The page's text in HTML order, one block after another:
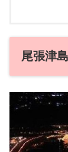
尾張津